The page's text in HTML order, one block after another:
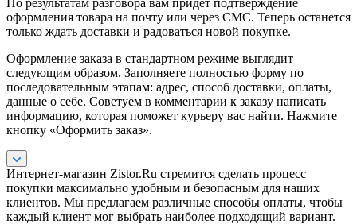
оформления товара на почту или через СМС. Теперь останется
только ждать доставки и радоваться новой покупке.
Оформление заказа в стандартном режиме выглядит
следующим образом. Заполняете полностью форму по
последовательным этапам: адрес, способ доставки, оплаты,
данные о себе. Советуем в комментарии к заказу написать
информацию, которая поможет курьеру вас найти. Нажмите
кнопку «Оформить заказ».
Интернет-магазин Zistor.Ru стремится сделать процесс
покупки максимально удобным и безопасным для наших
клиентов. Мы предлагаем различные способы оплаты, чтобы
каждый клиент мог выбрать наиболее подходящий вариант.